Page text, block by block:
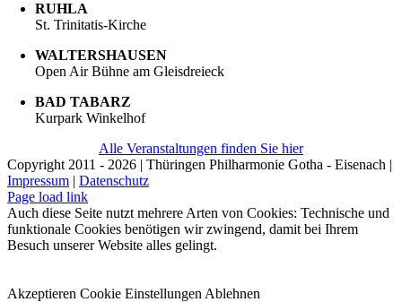
RUHLA
St. Trinitatis-Kirche
WALTERSHAUSEN
Open Air Bühne am Gleisdreieck
BAD TABARZ
Kurpark Winkelhof
Alle Veranstaltungen finden Sie hier
Copyright 2011 - 2026 | Thüringen Philharmonie Gotha - Eisenach |
Impressum | Datenschutz
Facebook
Instagram
WhatsApp
YouTube
E-
Mail
Telefon
Page load link
Auch diese Seite nutzt mehrere Arten von Cookies: Technische und
funktionale Cookies benötigen wir zwingend, damit bei Ihrem
Besuch unserer Website alles gelingt.
Akzeptieren Cookie Einstellungen Ablehnen